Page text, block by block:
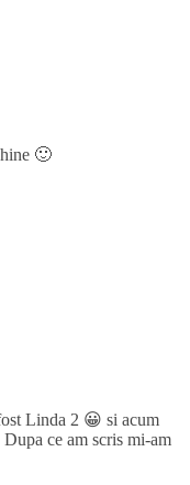
🙂
Linda 2 😀 si acum
ce am scris mi-am